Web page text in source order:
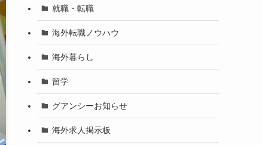
就職・転職
海外転職ノウハウ
海外暮らし
留学
グアンシーお知らせ
海外求人掲示板